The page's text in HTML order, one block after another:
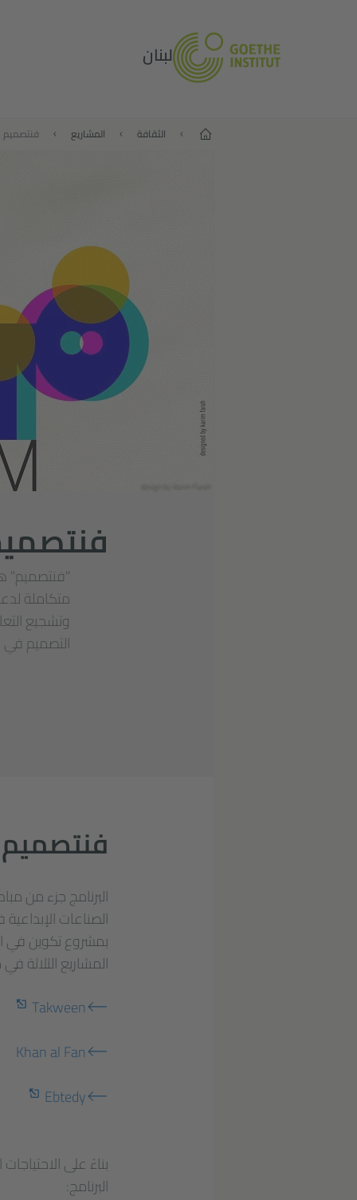
لبنان
البداية الثقافة المشاريع فنتصميم
"فنتصميم"
متكاملة
وتشجيع
التصميم في
فنتصميم
الصناعات
المشاريع
Takween
Khan al Fan
Ebtedy
بناءً على
البرنامج: